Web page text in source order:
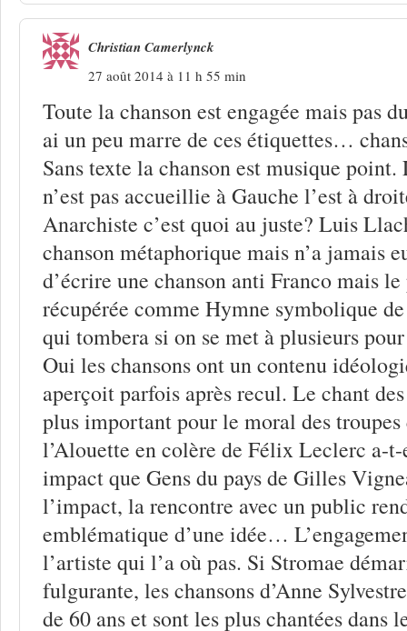
Christian Camerlynck
27 août 2014 à 11 h 55 min
Toute la chanson est engagée mais pas
ai un peu marre de ces étiquettes…
Sans texte la chanson est musique
n’est pas accueillie à Gauche l’est à
Anarchiste c’est quoi au juste? Luis
chanson métaphorique mais n’a jamais
d’écrire une chanson anti Franco mais
récupérée comme Hymne symbolique
qui tombera si on se met à plusieurs
Oui les chansons ont un contenu
aperçoit parfois après recul. Le chant
plus important pour le moral des
l’Alouette en colère de Félix Leclerc a-
impact que Gens du pays de Gilles
l’impact, la rencontre avec un public
emblématique d’une idée…
l’artiste qui l’a où pas. Si Stromae
fulgurante, les chansons d’Anne
de 60 ans et sont les plus chantées dans